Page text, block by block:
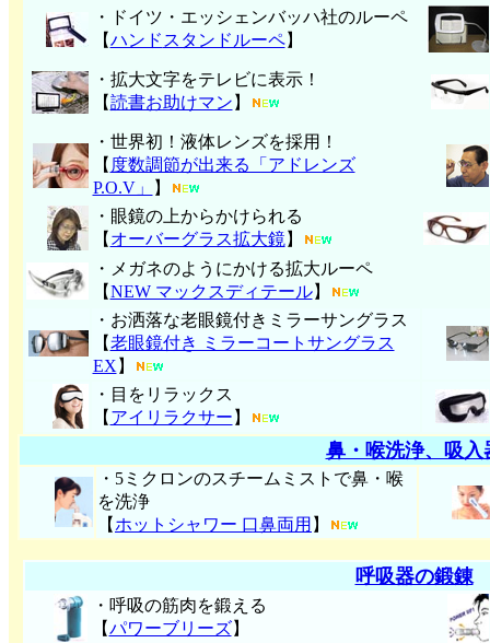
・ドイツ・エッシェンバッハ社のルーペ
【ハンド スタンドルーペ】
・拡大文字をテレビに表示！
【読書お助けマン 】
・世界初！液体レンズを採用！
【 度数調節が出来る「アドレンズ
P.O.V」
】
・眼鏡の上からかけられる
【 オーバーグラス拡大鏡】
・メガネのようにかける拡大ルーペ
【NEW マックスディテール】
・お洒落な老眼鏡付きミラーサングラス
【老眼鏡付き ミラーコートサングラス
EX 】
・目をリラックス
【 アイリラクサー 】
鼻・喉洗浄、吸入
・5ミクロンのスチームミストで鼻・喉
を洗浄
【 ホットシャワー 口鼻両用 】
呼吸器の鍛錬
・呼吸の筋肉を鍛える
【パワーブリーズ】